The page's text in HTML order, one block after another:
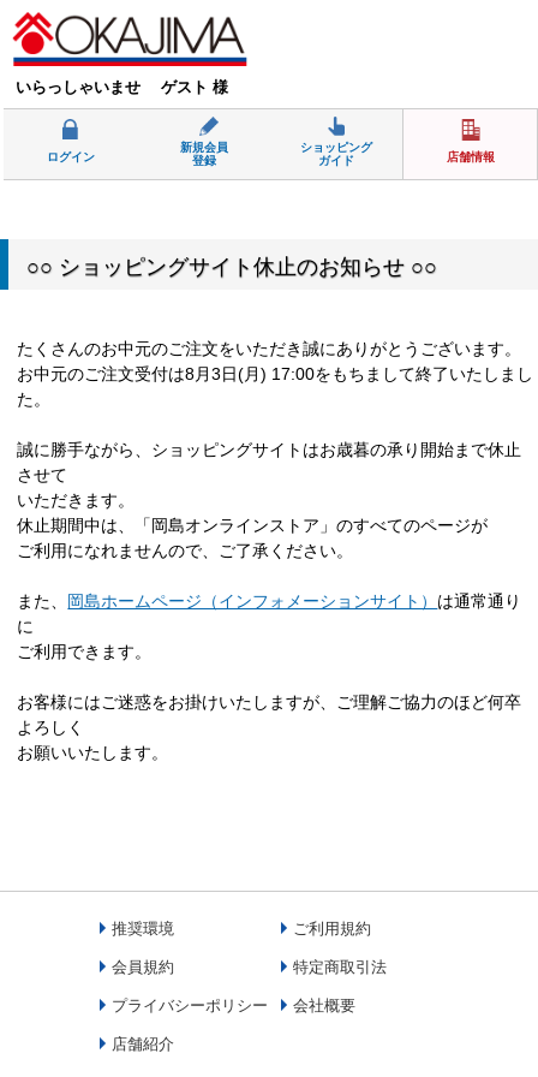
いらっしゃいませ ゲスト 様
ログイン
新規会員
登録
ショッピング
ガイド
店舗情報
○○ ショッピングサイト休止のお知らせ ○○
たくさんのお中元のご注文をいただき誠にありがとうございます。
お中元のご注文受付は8月3日(月) 17:00をもちまして終了いたしまし
た。
誠に勝手ながら、ショッピングサイトはお歳暮の承り開始まで休止
させて
いただきます。
休止期間中は、「岡島オンラインストア」のすべてのページが
ご利用になれませんので、ご了承ください。
また、 岡島ホームページ（インフォメーションサイト） は通常通り
に
ご利用できます。
お客様にはご迷惑をお掛けいたしますが、ご理解ご協力のほど何卒
よろしく
お願いいたします。
推奨環境 ご利用規約
会員規約 特定商取引法
プライバシーポリシー 会社概要
店舗紹介